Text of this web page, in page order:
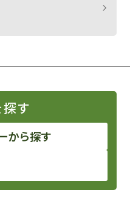
す
から探す